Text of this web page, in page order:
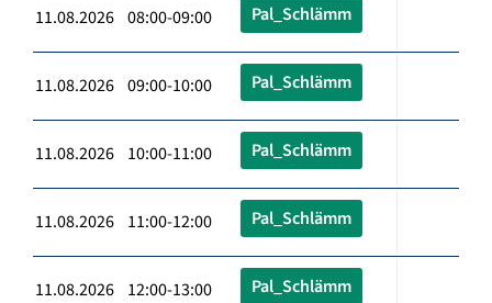
11.08.2026 08:00-09:00 Pal_Schlämm
11.08.2026 09:00-10:00 Pal_Schlämm
11.08.2026 10:00-11:00 Pal_Schlämm
11.08.2026 11:00-12:00 Pal_Schlämm
11.08.2026 12:00-13:00 Pal_Schlämm